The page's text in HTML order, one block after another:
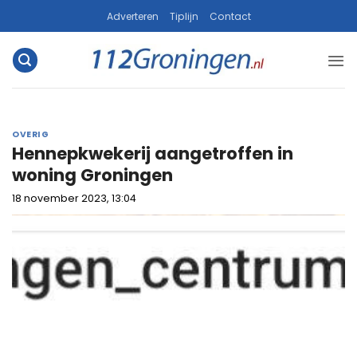
naar
inhoud
Adverteren Tiplijn Contact
OVERIG
Hennepkwekerij aangetroffen in
woning Groningen
18 november 2023, 13:04